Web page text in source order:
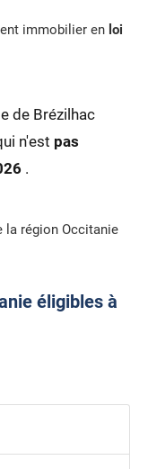
immobilier en loi
de Brézilhac
n'est pas
.
la région Occitanie
éligibles à